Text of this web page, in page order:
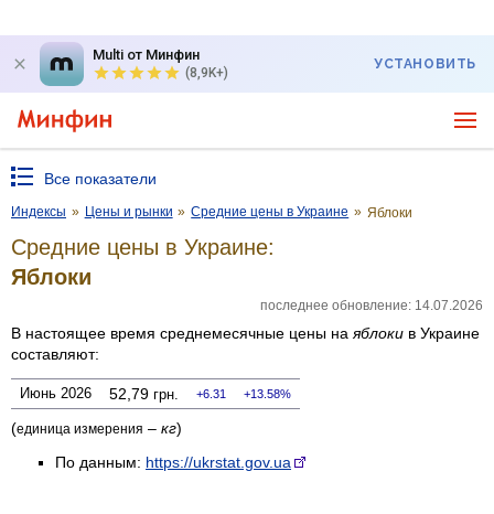
Multi от Минфин
(8,9K+)
УСТАНОВИТЬ
Все показатели
Индексы » Цены и рынки » Средние цены в Украине » Яблоки
Средние цены в Украине:
Яблоки
последнее обновление: 14.07.2026
В настоящее время среднемесячные цены на яблоки в Украине
составляют:
Июнь 2026 52,79 грн. 6.31 13.58%
(единица измерения – кг)
По данным: https://ukrstat.gov.ua